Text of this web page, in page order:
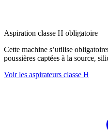
Aspiration classe H obligatoire
Cette machine s’utilise
poussières captées à la source,
Voir les aspirateurs classe H